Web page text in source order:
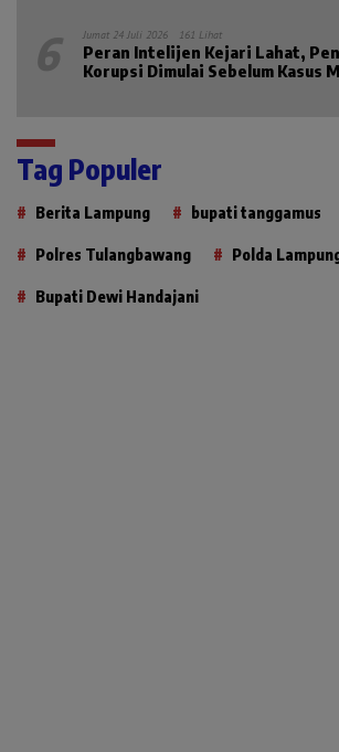
6 Jumat 24 Juli 2026 161 Lihat
Peran Intelijen Kejari Lahat,
Korupsi Dimulai Sebelum Kasus
Tag Populer
Berita Lampung bupati tanggamus
Polres Tulangbawang Polda
Bupati Dewi Handajani